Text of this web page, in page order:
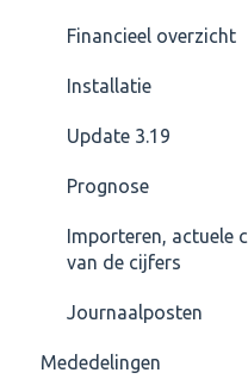
Financieel overzicht
Installatie
Update 3.19
Prognose
Importeren, actuele
van de cijfers
Journaalposten
Mededelingen